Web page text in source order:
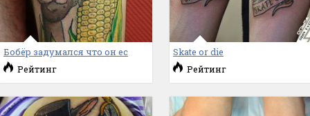
Бобёр задумался что он ес
Рейтинг
Skate or die
Рейтинг